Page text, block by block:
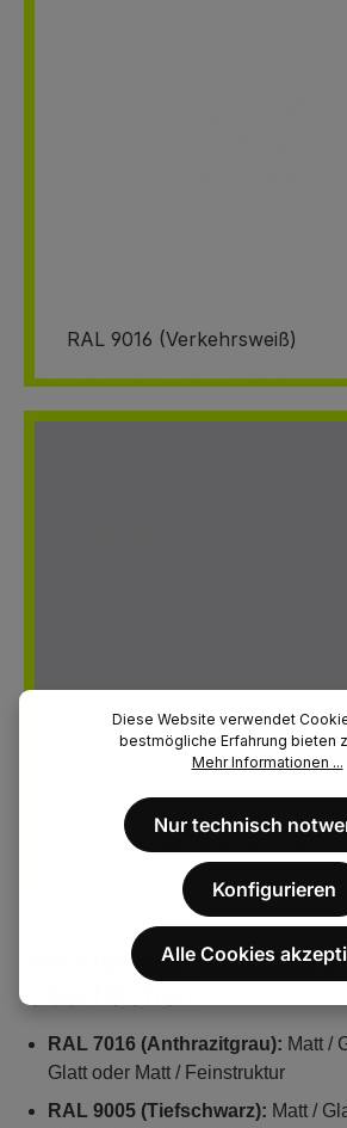
RAL 9016 (Verkehrsweiß)
RAL 9006 (Weißaluminium)
Verfügbare Farbtöne &
Oberflächen
RAL 7016 (Anthrazitgrau): Matt /
Glatt oder Matt / Feinstruktur
RAL 9005 (Tiefschwarz): Matt /
Diese Website verwendet
bestmögliche Erfahrung bieten
Mehr Informationen ...
Nur technisch
Konfigurieren
Alle Cookies